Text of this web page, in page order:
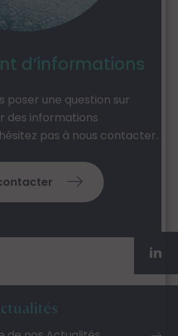
d’informations
poser une question sur
des informations
pas à nous contacter.